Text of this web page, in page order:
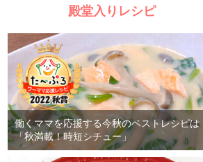
殿堂入りレシピ
働くママを応援する今秋のベストレシピは
「秋満載！時短シチュー」